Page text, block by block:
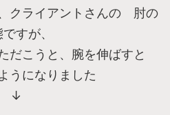
クライアントさんの 肘の
すが、
だこうと、腕を伸ばすと
うになりました
↓